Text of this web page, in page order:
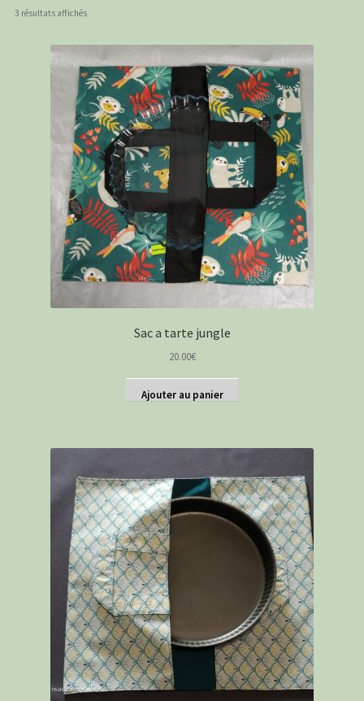
3 résultats affichésTrié
Sac a tarte jungle
20.00€
Ajouter au panier